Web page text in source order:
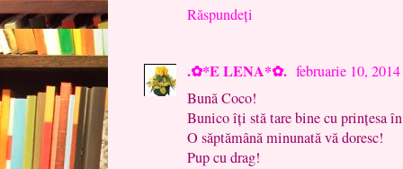
Răspundeți
.✿*E LENA*✿. februarie 10, 2014
Bună Coco!
Bunico îți stă tare bine cu prințesa
O săptămână minunată vă doresc!
Pup cu drag!